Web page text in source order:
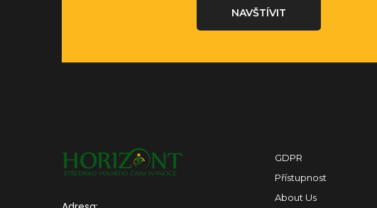
NAVŠTÍVIT
GDPR
Přístupnost
About Us